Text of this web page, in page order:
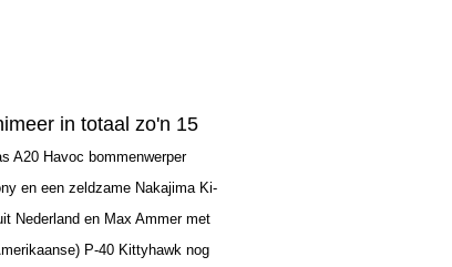
in totaal zo'n 15
A20 Havoc bommenwerper
en een zeldzame Nakajima Ki-
Nederland en Max Ammer met
P-40 Kittyhawk nog